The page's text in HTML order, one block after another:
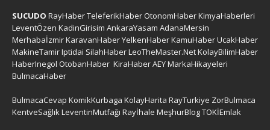
SUCUDO RayHaberTeleferikHaber OtonomHaberKimyaHaberleri
LeventÖzen KadinGirisim AnkaraYasam AdanaMersin
MerhabaİzmirKaravanHaberYelkenHaberKamuHaberUcakHaber
MakineTamirIptidai SilahHaberLeoTheMaster.NetKolayBilimHaber
HaberInegol OtobanHaber KiraHaberAEYMarkaHikayeleri
BulmacaHaber
BulmacaCevap KomikKurbaga KolayHarita RayTurkiye ZorBulmaca
KentveSağlıkLeventinMutfağı Rayİhale MeşhurBlogTOKİEmlak